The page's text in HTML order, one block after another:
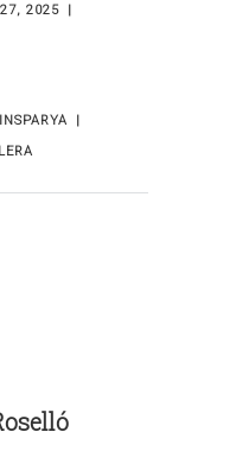
27, 2025
INSPARYA